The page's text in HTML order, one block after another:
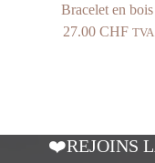
Bracelet en
27.00 CHF
❤️REJOINS